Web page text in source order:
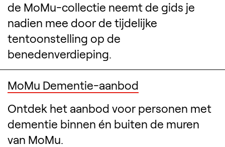
de MoMu-collectie neemt de gids je
nadien mee door de tijdelijke
tentoonstelling op de
benedenverdieping.
Verwante inhoud
MoMu Dementie-aanbod
Ontdek het aanbod voor personen met
dementie binnen én buiten de muren
van MoMu.